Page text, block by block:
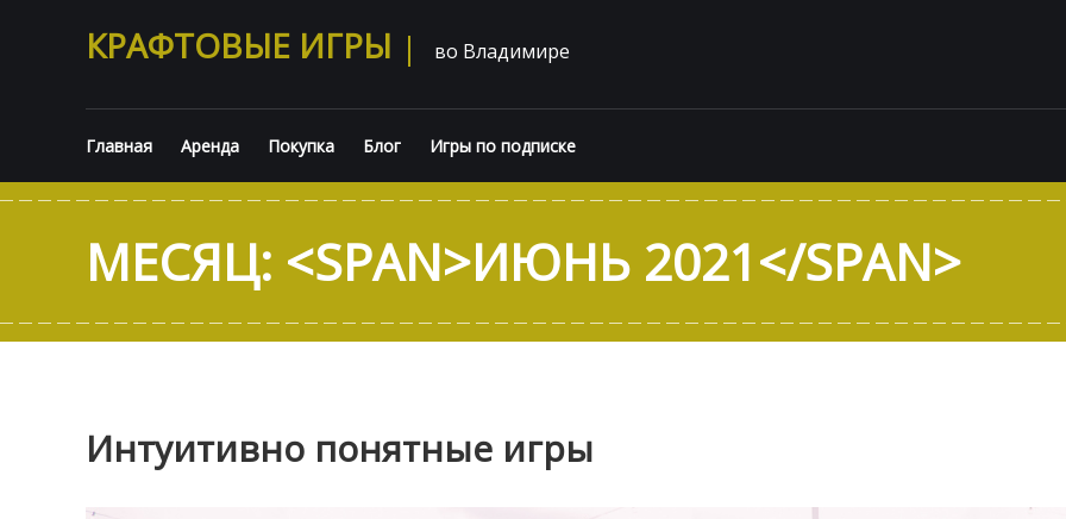
КРАФТОВЫЕ ИГРЫ во Владимире
Главная Аренда Покупка Блог Игры по подписке
МЕСЯЦ: <SPAN>ИЮНЬ 2021</SPAN>
Интуитивно понятные игры